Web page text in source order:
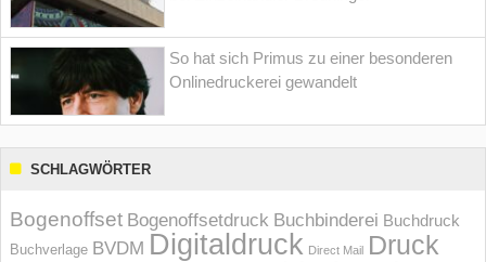
So hat sich Primus zu einer besonderen
Onlinedruckerei gewandelt
SCHLAGWÖRTER
Bogenoffset Bogenoffsetdruck Buchbinderei Buchdruck
Buchverlage BVDM Digitaldruck Direct Mail Druck